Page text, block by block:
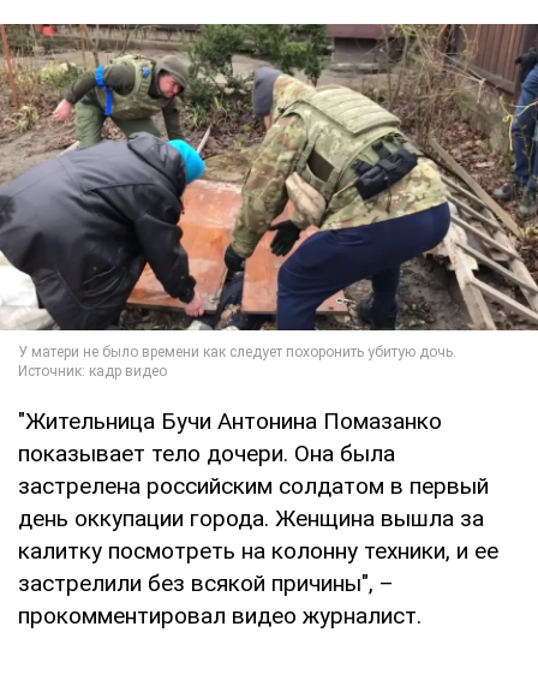
"Жительница Бучи Антонина Помазанко
показывает тело дочери. Она была
застрелена российским солдатом в первый
день оккупации города. Женщина вышла за
калитку посмотреть на колонну техники, и ее
застрелили без всякой причины", –
прокомментировал видео журналист.